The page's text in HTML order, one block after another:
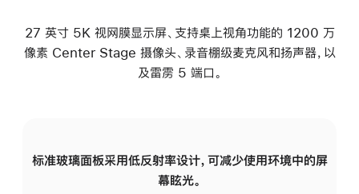
27 英寸 5K 视网膜显示屏、支持桌上视角功能的 1200 万
像素 Center Stage 摄像头、录音棚级麦克风和扬声器，以
及雷雳 5 端口。
标准玻璃面板采用低反射率设计，可减少使用环境中的屏
幕眩光。